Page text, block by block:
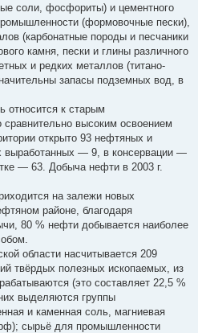
соли, фосфориты) и цементного
(формовочные пески),
(карбонатные породы и песчаники
камня, пески и глины различного
и редких металлов (титано-
запасы подземных вод, в
относится к старым
высоким освоением
открыто 93 нефтяных и
выработанных — 9, в консервации —
— 63. Добыча нефти в 2003 г.
на залежи новых
районе, благодаря
80 % нефти добывается наиболее
области насчитывается 209
твёрдых полезных ископаемых, из
(это составляет 22,5 %
выделяются группы
и каменная соль, магниевая
сырьё для промышленности